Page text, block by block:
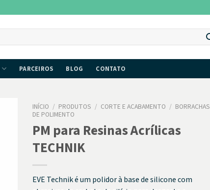
PARCEIROS BLOG CONTATO
INÍCIO / PRODUTOS / CORTE E ACABAMENTO / BORRACHAS
DE POLIMENTO
PM para Resinas Acrílicas
TECHNIK
EVE Technik é um polidor à base de silicone com